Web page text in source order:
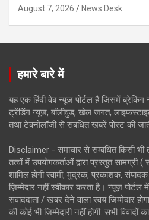
August 7, 2026 News Desk
हमारे बारे में
यह एक हिंदी वेब न्यूज़ पोर्टल है जिसमें
ट्रेंडिंग न्यूज, बॉलीवुड, खेल जगत,
तथा टेक्नोलॉजी से संबंधित खबरें पोस्ट की
Disclaimer - समाचार से सम्बंधित किसी
तत्वों में उपयोगकर्ताओं द्वारा प्रस्तुत सामग्री
शामिल होगी स्वामी, मुद्रक, प्रकाशक,
ज़िम्मेदार नहीं स्वीकार करता है। न्यूज़ पोर्टल
संवाददाता / खबर देने वाला स्वयं जिम्मेदार
की कोई भी जिम्मेदारी नहीं होगी. सभी विवादों